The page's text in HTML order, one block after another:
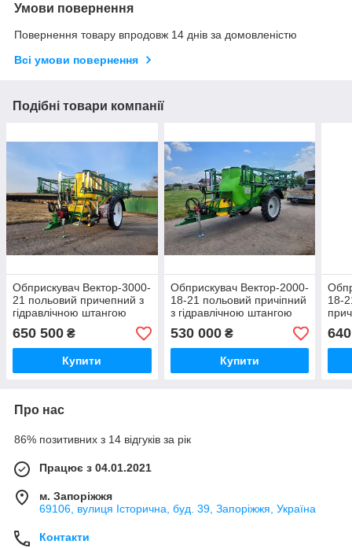
Умови повернення
Повернення товару впродовж 14 днів за домовленістю
Всі умови повернення
Подібні товари компанії
Обприскувач Вектор-3000-
21 польовий причепний з
гідравлічною штангою
650 500 ₴
Купити
Обприскувач Вектор-2000-
18-21 польовий причіпний
з гідравлічною штангою
530 000₴
Купити
18-
Про нас
86% позитивних з 14 відгуків за рік
Працює з 04.01.2021
м. Запоріжжя
69106, вулиця Історична, буд. 39, Запоріжжя, Україна
Контакти